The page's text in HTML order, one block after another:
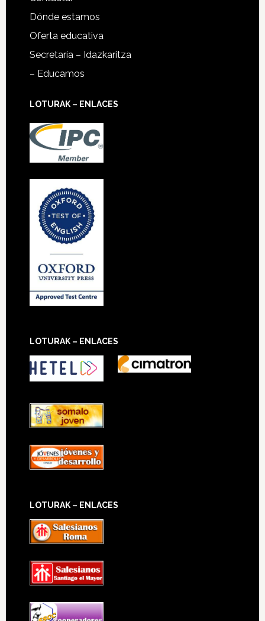
Dónde estamos
Oferta educativa
Secretaría – Idazkaritza
– Educamos
LOTURAK – ENLACES
LOTURAK – ENLACES
LOTURAK – ENLACES